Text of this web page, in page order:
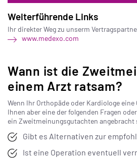
Weiterführende Links
Ihr direkter Weg zu unserm
www.medexo.com
Wann ist die
einem Arzt ratsam?
Wenn Ihr Orthopäde oder Kardiologe
Ihnen aber eine der folgenden Fragen
ein Zweitmeinungsgutachten angebracht
Gibt es Alternativen zur
Ist eine Operation eventuell